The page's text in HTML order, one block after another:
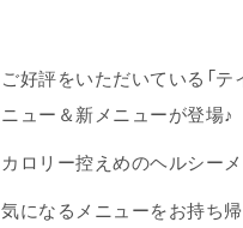
ご好評をいただいている「テ
ニュー＆新メニューが登場♪
カロリー控えめのヘルシー
気になるメニューをお持ち